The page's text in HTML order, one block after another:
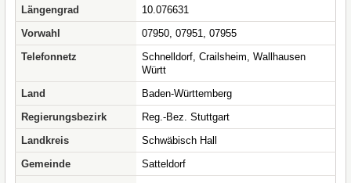
Längengrad
10.076631
Vorwahl
07950, 07951, 07955
Telefonnetz
Schnelldorf, Crailsheim, Wallhausen
Württ
Land
Baden-Württemberg
Regierungsbezirk
Reg.-Bez. Stuttgart
Landkreis
Schwäbisch Hall
Gemeinde
Satteldorf